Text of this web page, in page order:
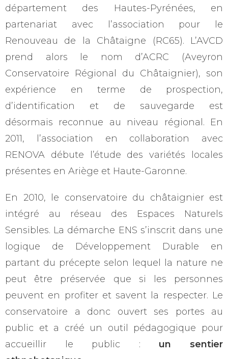
département des Hautes-Pyrénées, en
partenariat avec l’association pour le
Renouveau de la Châtaigne (RC65). L’AVCD
prend alors le nom d’ACRC (Aveyron
Conservatoire Régional du Châtaignier), son
expérience en terme de prospection,
d’identification et de sauvegarde est
désormais reconnue au niveau régional. En
2011, l’association en collaboration avec
RENOVA débute l’étude des variétés locales
présentes en Ariège et Haute-Garonne.
En 2010, le conservatoire du châtaignier est
intégré au réseau des Espaces Naturels
Sensibles. La démarche ENS s’inscrit dans une
logique de Développement Durable en
partant du précepte selon lequel la nature ne
peut être préservée que si les personnes
peuvent en profiter et savent la respecter. Le
conservatoire a donc ouvert ses portes au
public et a créé un outil pédagogique pour
accueillir le public : un sentier